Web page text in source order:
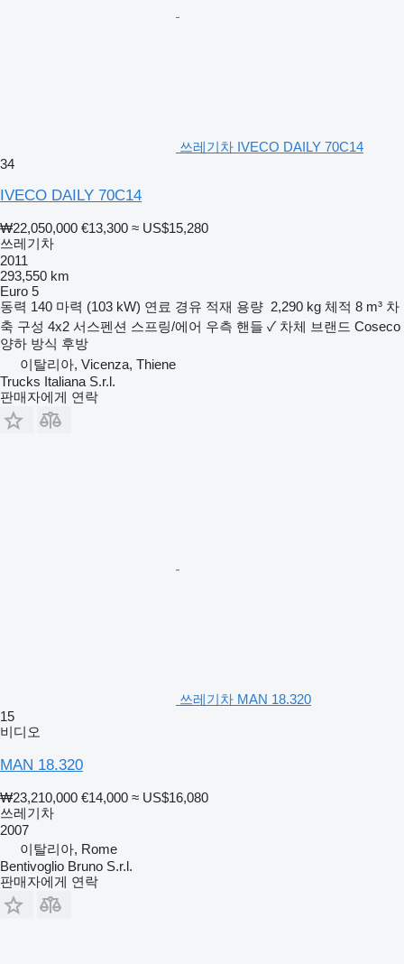
쓰레기차 IVECO DAILY 70C14
34
IVECO DAILY 70C14
₩22,050,000 €13,300 ≈ US$15,280
쓰레기차
2011
293,550 km
Euro 5
동력 140 마력 (103 kW) 연료 경유 적재 용량 2,290 kg 체적 8 m³ 차
축 구성 4x2 서스펜션 스프링/에어 우측 핸들 ✓ 차체 브랜드 Coseco
양하 방식 후방
이탈리아, Vicenza, Thiene
Trucks Italiana S.r.l.
판매자에게 연락
쓰레기차 MAN 18.320
15
비디오
MAN 18.320
₩23,210,000 €14,000 ≈ US$16,080
쓰레기차
2007
이탈리아, Rome
Bentivoglio Bruno S.r.l.
판매자에게 연락